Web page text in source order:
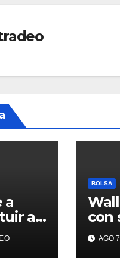
a
a
BOLSA
con
AGO